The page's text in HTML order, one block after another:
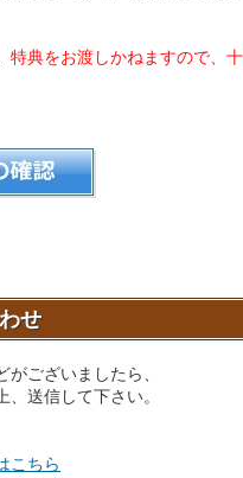
特典をお渡しかねますので、十
せ
ございましたら、
送信して下さい。
こちら